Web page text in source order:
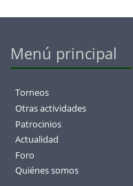
Menú principal
Torneos
Otras actividades
Patrocinios
Actualidad
Foro
Quiénes somos